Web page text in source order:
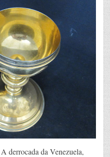
da Venezuela,